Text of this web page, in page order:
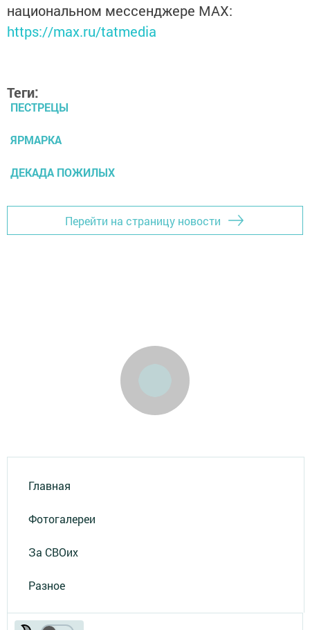
национальном мессенджере MАХ:
https://max.ru/tatmedia
Теги:
ПЕСТРЕЦЫ
ЯРМАРКА
ДЕКАДА ПОЖИЛЫХ
Перейти на страницу новости
Главная
Фотогалереи
За СВОих
Разное